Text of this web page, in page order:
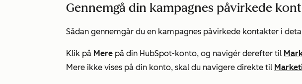
Gennemgå din kampagnes påvirkede
Sådan gennemgår du en kampagnes påvirkede kontakter i
Klik på Mere på din HubSpot-konto, og navigér derefter til
Mere ikke vises på din konto, skal du navigere direkte til